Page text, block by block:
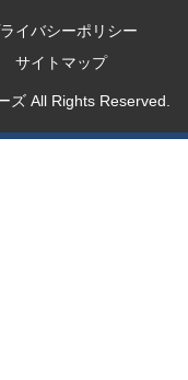
イバシーポリシー
サイトマップ
ズ All Rights Reserved.